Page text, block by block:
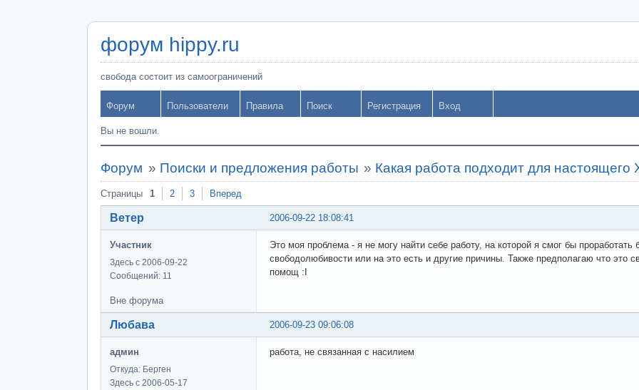
форум hippy.ru
свобода состоит из самоограничений
Форум Пользователи Правила Поиск Регистрация Вход
Вы не вошли.
Форум » Поиски и предложения работы » Какая работа подходит для настоящего
Страницы 1 2 3 Вперед
2006-09-22 18:08:41
Ветер
Участник
Здесь с 2006-09-22
Сообщений: 11
Это моя проблема - я не могу найти себе работу, на которой я смог бы
свободолюбивости или на это есть и другие причины. Также предполагаю что это
помощ :I
Вне форума
2006-09-23 09:06:08
Любава
админ
Откуда: Берген
Здесь с 2006-05-17
работа, не связанная с насилием